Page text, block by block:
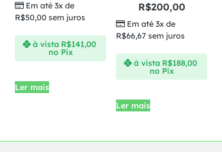
Em até 3x de
R$50,00 sem juros
à vista R$141,00
no Pix
Ler mais
R$200,00
Em até 3x de
R$66,67 sem juros
à vista R$188,00
no Pix
Ler mais